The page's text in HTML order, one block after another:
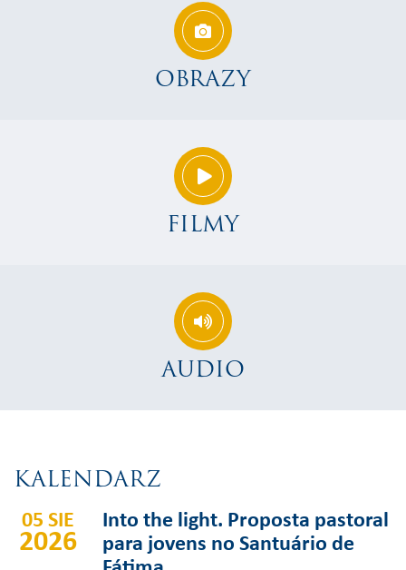
OBRAZY
FILMY
AUDIO
KALENDARZ
05 SIE
2026
Into the light. Proposta pastoral
para jovens no Santuário de